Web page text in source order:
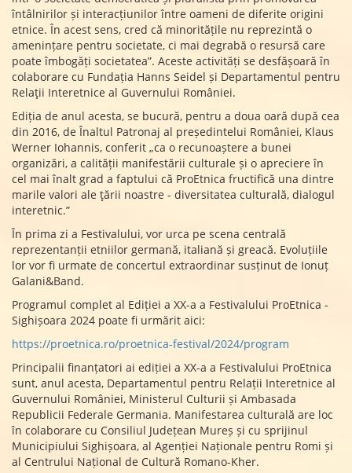
întâlnirilor și interacțiunilor între oameni de diferite origini
etnice. În acest sens, cred că minoritățile nu reprezintă o
amenințare pentru societate, ci mai degrabă o resursă care
poate îmbogăți societatea”. Aceste activități se desfășoară în
colaborare cu Fundația Hanns Seidel și Departamentul pentru
Relaţii Interetnice al Guvernului României.
Ediția de anul acesta, se bucură, pentru a doua oară după cea
din 2016, de Înaltul Patronaj al președintelui României, Klaus
Werner Iohannis, conferit „ca o recunoaștere a bunei
organizări, a calității manifestării culturale și o apreciere în
cel mai înalt grad a faptului că ProEtnica fructifică una dintre
marile valori ale ţării noastre - diversitatea culturală, dialogul
interetnic.”
În prima zi a Festivalului, vor urca pe scena centrală
reprezentanții etniilor germană, italiană și greacă. Evoluțiile
lor vor fi urmate de concertul extraordinar susținut de Ionuț
Galani&Band.
Programul complet al Ediției a XX-a a Festivalului ProEtnica -
Sighișoara 2024 poate fi urmărit aici:
https://proetnica.ro/proetnica-festival/2024/program
Principalii finanțatori ai ediției a XX-a a Festivalului ProEtnica
sunt, anul acesta, Departamentul pentru Relații Interetnice al
Guvernului României, Ministerul Culturii și Ambasada
Republicii Federale Germania. Manifestarea culturală are loc
în colaborare cu Consiliul Județean Mureș și cu sprijinul
Municipiului Sighișoara, al Agenției Naționale pentru Romi și
al Centrului Național de Cultură Romano-Kher.